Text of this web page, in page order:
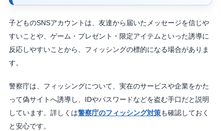
子どものSNSアカウントは、友達から届いたメッセージを信じや
すいことや、ゲーム・プレゼント・限定アイテムといった誘導に
反応しやすいことから、フィッシングの標的になる場合がありま
す。
警察庁は、フィッシングについて、実在のサービスや企業をかた
って偽サイトへ誘導し、IDやパスワードなどを盗む手口だと説明
しています。詳しくは警察庁のフィッシング対策も確認しておく
と安心です。